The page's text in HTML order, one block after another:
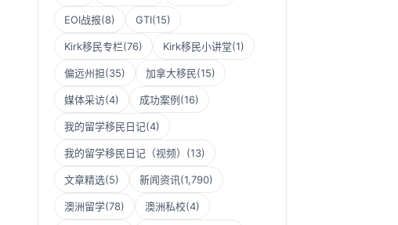
EOI战报(8) GTI(15)
Kirk移民专栏(76) Kirk移民小讲堂(1)
偏远州担(35) 加拿大移民(15)
媒体采访(4) 成功案例(16)
我的留学移民日记(4)
我的留学移民日记（视频） (13)
文章精选(5) 新闻资讯(1,790)
澳洲留学(78) 澳洲私校(4)